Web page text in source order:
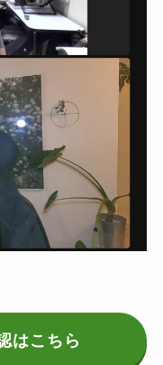
はこちら